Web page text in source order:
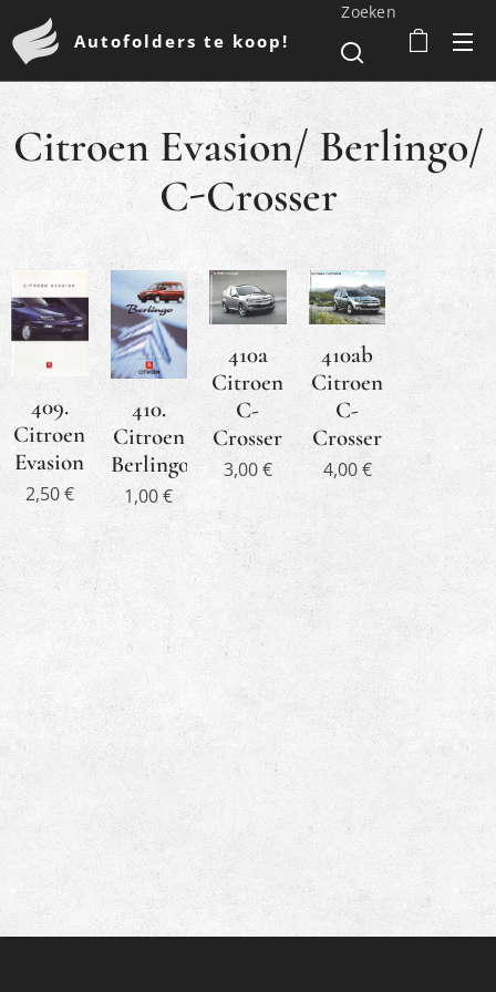
Autofolders te koop!
Zoeken
Citroen Evasion/ Berlingo/
C-Crosser
409.
Citroen
Evasion
2,50€
410.
Citroen
Berlingo
1,00€
410a
Citroen
C-
Crosser
3,00€
410ab
Citroen
C-
Crosser
4,00€